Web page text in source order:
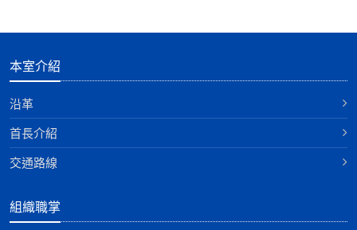
本室介紹
沿革
首長介紹
交通路線
組織職掌